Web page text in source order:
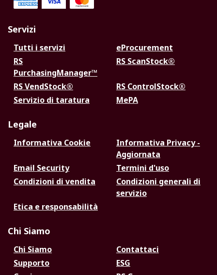
Servizi
Tutti i servizi
eProcurement
RS
PurchasingManager™
RS ScanStock®
RS VendStock®
RS ControlStock®
Servizio di taratura
MePA
Legale
Informativa Cookie
Informativa Privacy -
Aggiornata
Email Security
Termini d'uso
Condizioni di vendita
Condizioni generali di
servizio
Etica e responsabilità
Chi Siamo
Chi Siamo
Contattaci
Supporto
ESG